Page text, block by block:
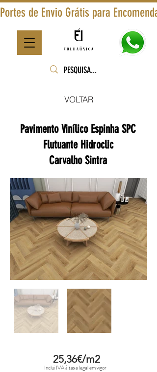
Portes de Envio Grátis para
VOLTAR
Pavimento Vinílico Espinha SPC
Flutuante Hidroclic
Carvalho Sintra
25,36€/m2
Inclui IVA á taxa legal em vigor